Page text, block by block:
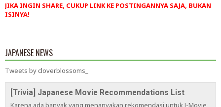
JIKA INGIN SHARE, CUKUP LINK KE POSTINGANNYA SAJA, BUKAN
ISINYA!
JAPANESE NEWS
Tweets by cloverblossoms_
[Trivia] Japanese Movie Recommendations List
Karena ada banyak yang menanyakan rekomendasi untuk J-Movie,